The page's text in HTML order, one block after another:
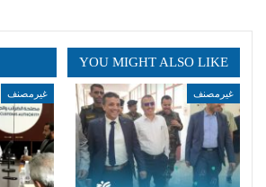
YOU MIGHT ALSO LIKE
غيرمصنف غيرمصنف